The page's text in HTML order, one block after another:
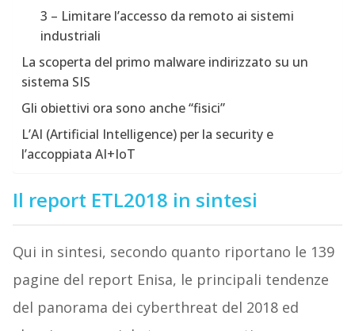
3 – Limitare l’accesso da remoto ai sistemi
industriali
La scoperta del primo malware indirizzato su un
sistema SIS
Gli obiettivi ora sono anche “fisici”
L’AI (Artificial Intelligence) per la security e
l’accoppiata AI+IoT
Il report ETL2018 in sintesi
Qui in sintesi, secondo quanto riportano le 139
pagine del report Enisa, le principali tendenze
del panorama dei cyberthreat del 2018 ed